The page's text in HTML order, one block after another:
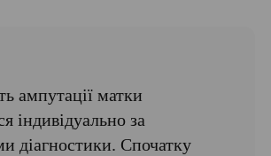
ампутації матки
індивідуально за
діагностики. Спочатку